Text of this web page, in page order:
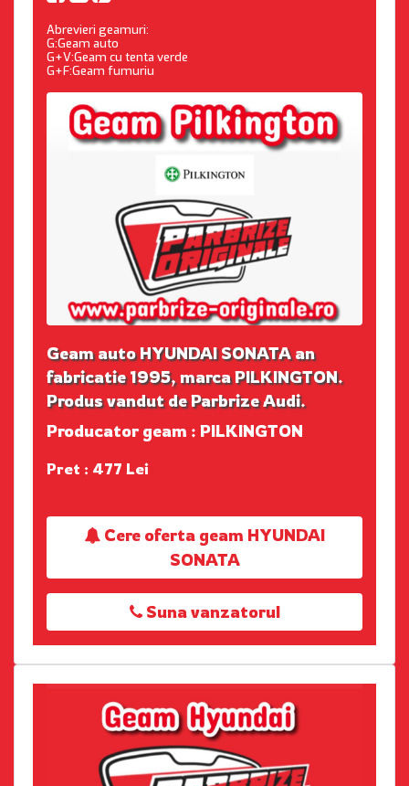
Abrevieri geamuri:
G:Geam auto
G+V:Geam cu tenta verde
G+F:Geam fumuriu
Geam auto HYUNDAI SONATA an
fabricatie 1995, marca PILKINGTON.
Produs vandut de Parbrize Audi.
Producator geam : PILKINGTON
Pret : 477 Lei
Cere oferta geam HYUNDAI
SONATA
Suna vanzatorul